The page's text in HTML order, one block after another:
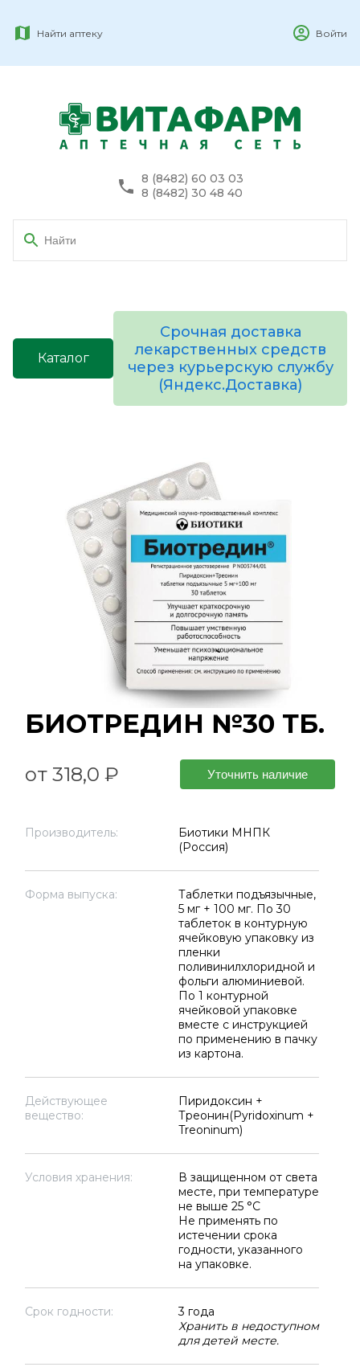
Найти аптеку Войти
8 (8482) 60 03 03
8 (8482) 30 48 40
Каталог
Срочная доставка
лекарственных средств
через курьерскую службу
(Яндекс.Доставка)
БИОТРЕДИН №30 ТБ.
от 318,0 ₽ Уточнить наличие
Производитель:
Биотики МНПК
(Россия)
Форма выпуска:
Таблетки подъязычные,
5 мг + 100 мг. По 30
таблеток в контурную
ячейковую упаковку из
пленки
поливинилхлоридной и
фольги алюминиевой.
По 1 контурной
ячейковой упаковке
вместе с инструкцией
по применению в пачку
из картона.
Действующее
вещество:
Пиридоксин +
Треонин(Pyridoxinum +
Treoninum)
Условия хранения:
В защищенном от света
месте, при температуре
не выше 25 °C
Не применять по
истечении срока
годности, указанного
на упаковке.
Срок годности:
3 года
Хранить в недоступном
для детей месте.